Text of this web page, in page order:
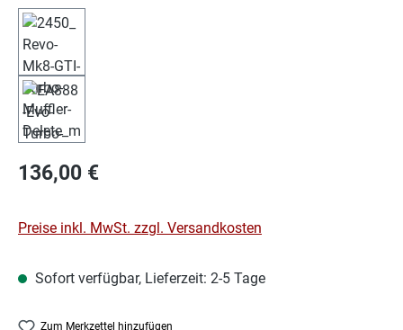
Regulärer Preis:
136,00 €
Preise inkl. MwSt. zzgl. Versandkosten
Sofort verfügbar, Lieferzeit: 2-5 Tage
Zum Merkzettel hinzufügen